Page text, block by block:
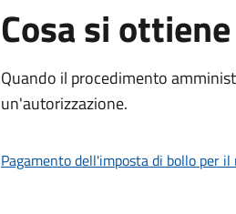
Cosa si ottiene
Quando il procedimento
un'autorizzazione.
Pagamento dell'imposta di bollo per